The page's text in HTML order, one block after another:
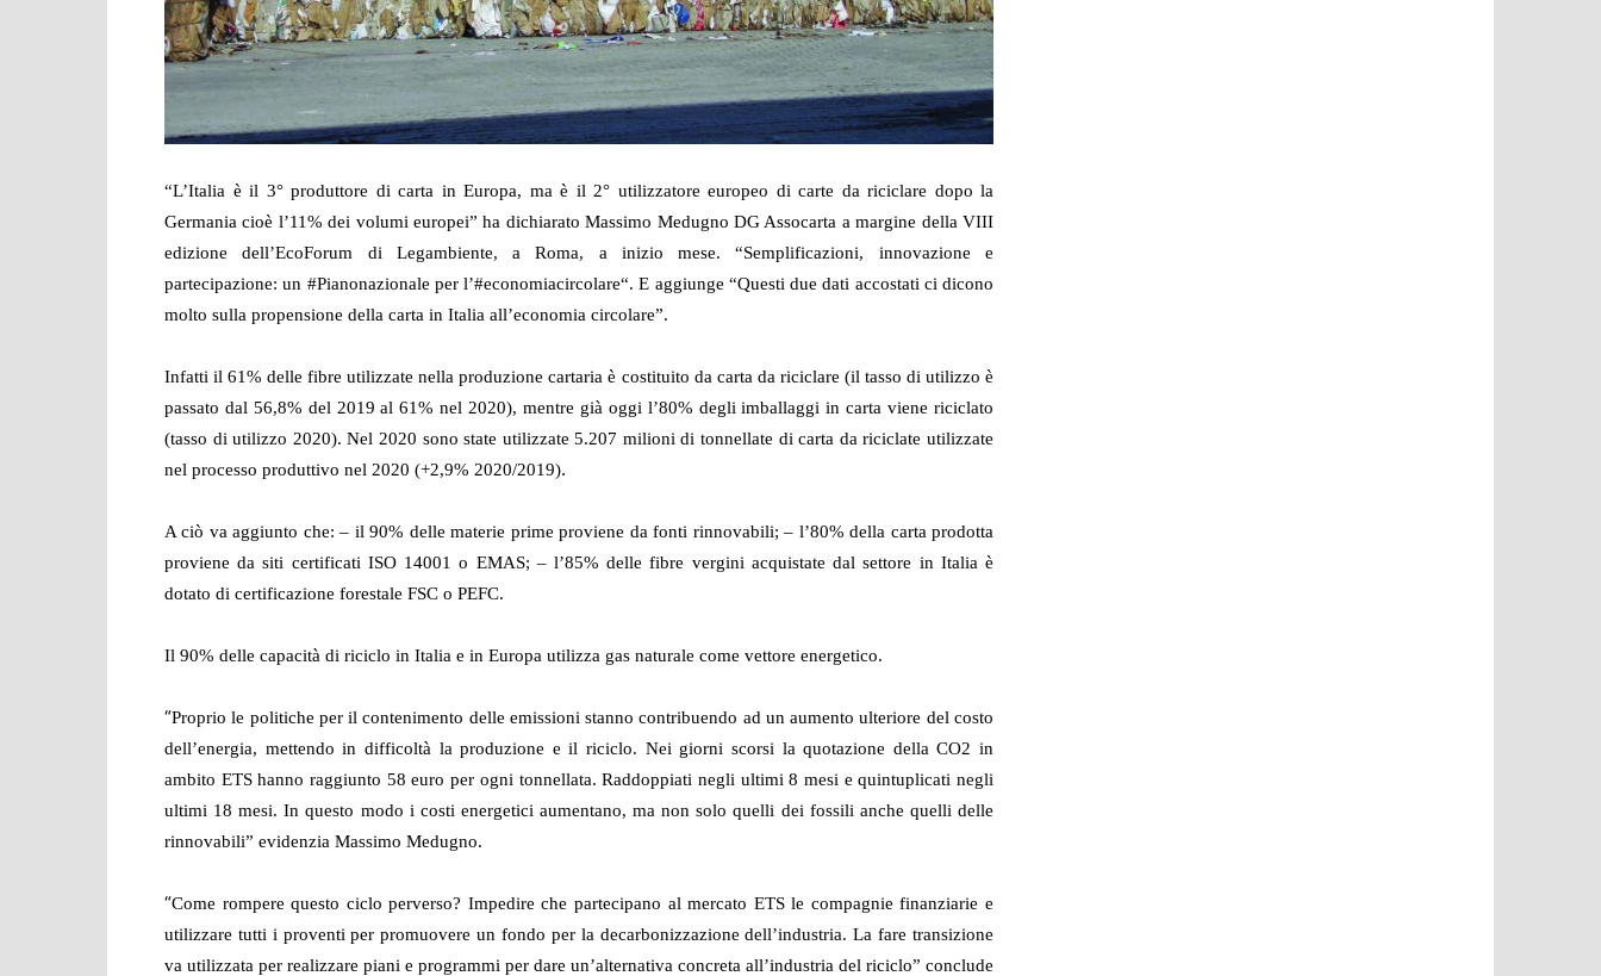
“L’Italia è il 3° produttore di carta in Europa, ma è il 2° utilizzatore europeo di carte da riciclare dopo la
Germania cioè l’11% dei volumi europei” ha dichiarato Massimo Medugno DG Assocarta a margine della VIII
edizione dell’EcoForum di Legambiente, a Roma, a inizio mese.“Semplificazioni, innovazione e
partecipazione: un #Pianonazionale per l’#economiacircolare“. E aggiunge “Questi due dati accostati ci dicono
molto sulla propensione della carta in Italia all’economia circolare”.
Infattiil 61% delle fibre utilizzate nella produzione cartaria è costituito da carta da riciclare (il tasso di utilizzo è
passato dal 56,8% del 2019 al 61% nel 2020), mentre già oggi l’80% degli imballaggi in carta viene riciclato
(tasso di utilizzo 2020).Nel 2020 sono state utilizzate 5.207 milioni di tonnellate di carta da riciclate utilizzate
nel processo produttivo nel 2020 (+2,9% 2020/2019).
A ciò va aggiunto che: – il 90% delle materie prime proviene da fonti rinnovabili;– l’80% della carta prodotta
proviene da siti certificati ISO 14001 o EMAS; – l’85% delle fibre vergini acquistate dal settore in Italia è
dotato di certificazione forestale FSC o PEFC.
Il 90% delle capacità di riciclo in Italia e in Europa utilizza gas naturale come vettore energetico.
“Proprio le politiche per il contenimento delle emissioni stanno contribuendo ad un aumento ulteriore del costo
dell’energia, mettendo in difficoltà la produzione e il riciclo. Nei giorni scorsi la quotazione della CO2 in
ambito ETS hanno raggiunto 58 euro per ogni tonnellata. Raddoppiati negli ultimi 8 mesi e quintuplicati negli
ultimi 18 mesi. In questo modo i costi energetici aumentano, ma non solo quelli dei fossili anche quelli delle
rinnovabili” evidenzia Massimo Medugno.
“Come rompere questo ciclo perverso? Impedire che partecipano al mercato ETS le compagnie finanziarie e
utilizzare tutti i proventi per promuovere un fondo per la decarbonizzazione dell’industria. La fare transizione
va utilizzata per realizzare piani e programmi per dare un’alternativa concreta all’industria del riciclo” conclude